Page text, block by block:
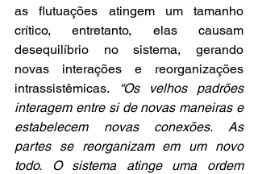
as flutuações atingem um tamanho
crítico, entretanto, elas causam
desequilíbrio no sistema, gerando
novas interações e reorganizações
intrassistêmicas.
“Os velhos padrões
interagem entre si de novas maneiras e
estabelecem novas conexões. As
partes se reorganizam em um novo
todo. O sistema atinge uma ordem